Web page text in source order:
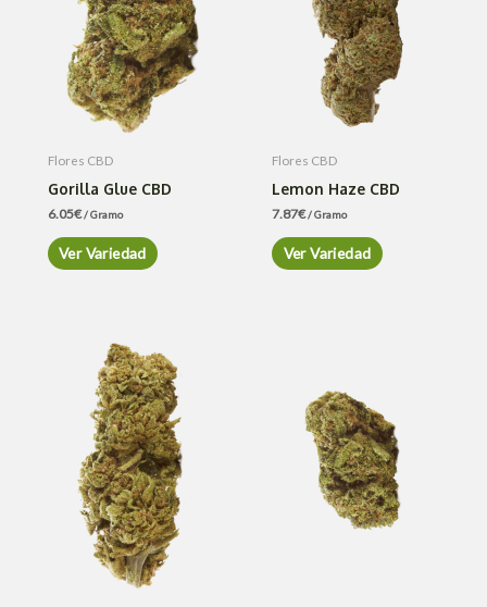
Flores CBD
Gorilla Glue CBD
6.05€/ Gramo
Ver Variedad
Flores CBD
Lemon Haze CBD
7.87€/ Gramo
Ver Variedad